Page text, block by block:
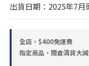
出貨日期：2025年7月
全店，$400免運費
指定商品，開倉清貨大